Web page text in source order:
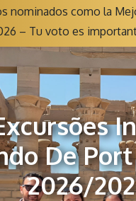
nominados como la
– Tu voto es
De
2026/